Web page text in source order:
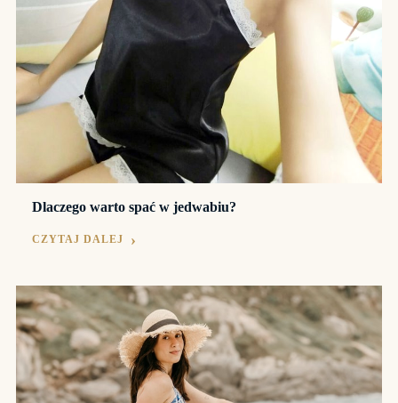
Dlaczego warto spać w jedwabiu?
CZYTAJ DALEJ